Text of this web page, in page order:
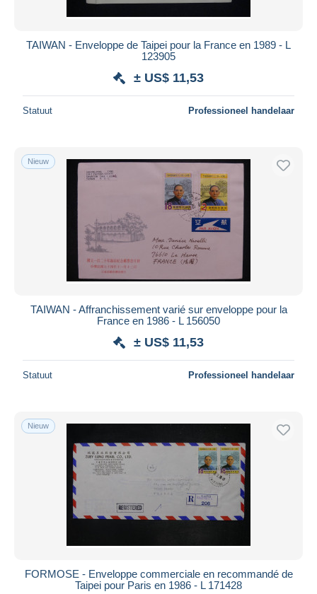
TAIWAN - Enveloppe de Taipei pour la France en 1989 - L
123905
± US$ 11,53
Statuut Professioneel handelaar
Nieuw
TAIWAN - Affranchissement varié sur enveloppe pour la
France en 1986 - L 156050
± US$ 11,53
Statuut Professioneel handelaar
Nieuw
FORMOSE - Enveloppe commerciale en recommandé de
Taipei pour Paris en 1986 - L 171428